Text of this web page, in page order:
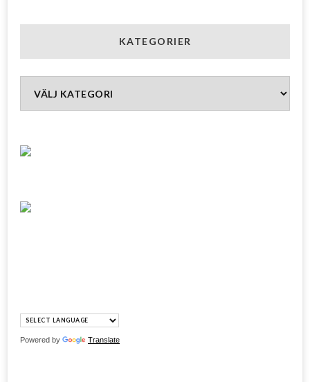
KATEGORIER
Kategorier
Powered by Translate